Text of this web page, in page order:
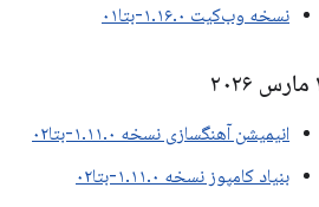
نسخه وب‌کیت ۱.۱۶.۰-بتا۰۱
انیمیشن آهنگسازی نسخه ۱.۱۱.۰-بتا۰۲
بنیاد کامپوز نسخه ۱.۱۱.۰-بتا۰۲